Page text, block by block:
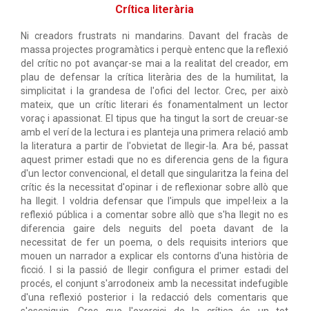
Crítica literària
Ni creadors frustrats ni mandarins. Davant del fracàs de
massa projectes programàtics i perquè entenc que la reflexió
del crític no pot avançar-se mai a la realitat del creador, em
plau de defensar la crítica literària des de la humilitat, la
simplicitat i la grandesa de l'ofici del lector. Crec, per això
mateix, que un crític literari és fonamentalment un lector
voraç i apassionat. El tipus que ha tingut la sort de creuar-se
amb el verí de la lectura i es planteja una primera relació amb
la literatura a partir de l'obvietat de llegir-la. Ara bé, passat
aquest primer estadi que no es diferencia gens de la figura
d'un lector convencional, el detall que singularitza la feina del
crític és la necessitat d'opinar i de reflexionar sobre allò que
ha llegit. I voldria defensar que l'impuls que impel·leix a la
reflexió pública i a comentar sobre allò que s'ha llegit no es
diferencia gaire dels neguits del poeta davant de la
necessitat de fer un poema, o dels requisits interiors que
mouen un narrador a explicar els contorns d'una història de
ficció. I si la passió de llegir configura el primer estadi del
procés, el conjunt s'arrodoneix amb la necessitat indefugible
d'una reflexió posterior i la redacció dels comentaris que